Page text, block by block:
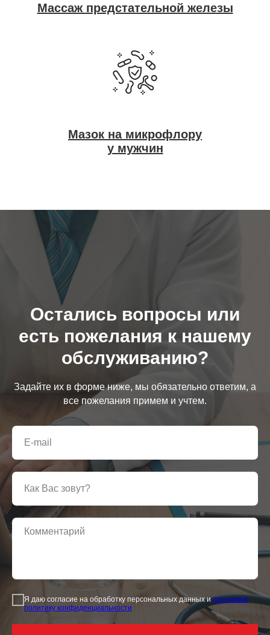
Массаж предстательной железы
Мазок на микрофлору
у мужчин
Остались вопросы или
есть пожелания к нашему
обслуживанию?
Задайте их в форме ниже, мы обязательно ответим, а
все пожелания примем и учтем.
Я даю согласие на обработку персональных данных ипринимаю
политику конфиденциальности